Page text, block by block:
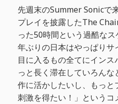
先週末のSummer Sonicで
プレイを披露したThe
った50時間という過酷な
年ぶりの日本はやっぱり
目に入るもの全てにイン
っと長く滞在していろん
作に活かしたいし、もっ
刺激を得たい！」というコ